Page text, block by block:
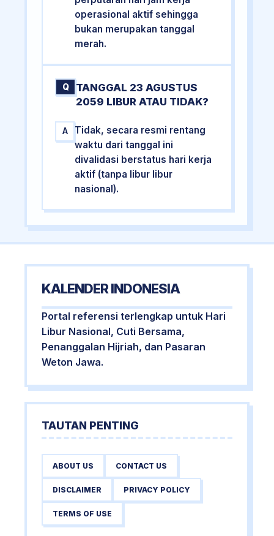
operasional aktif sehingga
bukan merupakan tanggal
merah.
Q
TANGGAL 23 AGUSTUS
2059 LIBUR ATAU TIDAK?
A
Tidak, secara resmi rentang
waktu dari tanggal ini
divalidasi berstatus hari kerja
aktif (tanpa libur libur
nasional).
KALENDER INDONESIA
Portal referensi terlengkap untuk Hari
Libur Nasional, Cuti Bersama,
Penanggalan Hijriah, dan Pasaran
Weton Jawa.
TAUTAN PENTING
ABOUT US CONTACT US
DISCLAIMER PRIVACY POLICY
TERMS OF USE